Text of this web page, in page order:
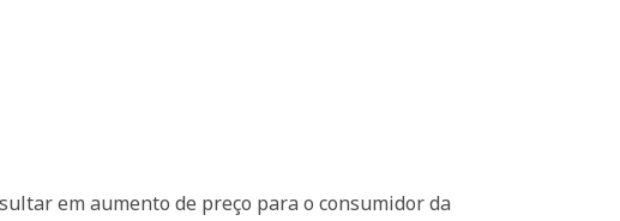
em aumento de preço para o consumidor da